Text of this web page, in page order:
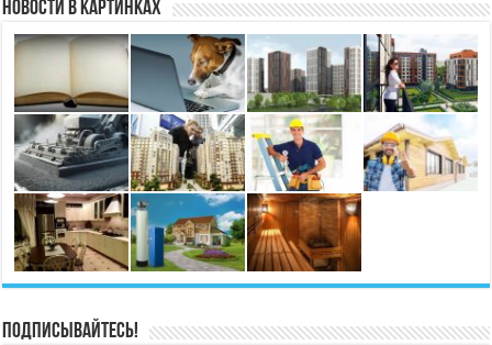
Новости в картинках
Подписывайтесь!